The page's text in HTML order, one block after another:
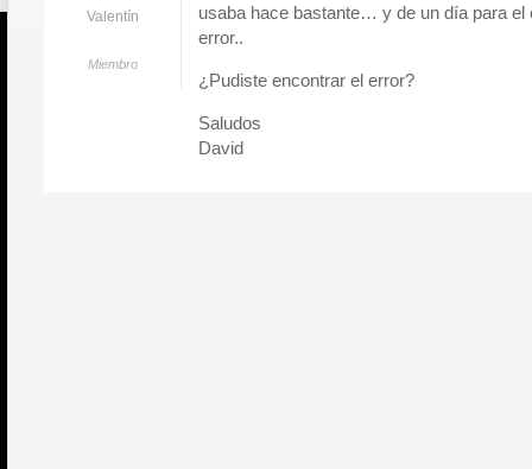
Valentín
Miembro
usaba hace bastante… y de un día para el
error..
¿Pudiste encontrar el error?
Saludos
David